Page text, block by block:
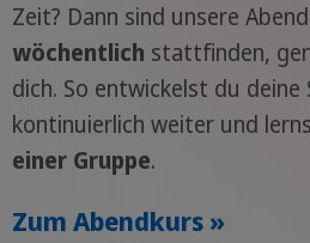
Zeit? Dann sind unsere
wöchentlich stattfinden,
dich. So entwickelst du deine
kontinuierlich weiter und
einer Gruppe.
Zum Abendkurs »